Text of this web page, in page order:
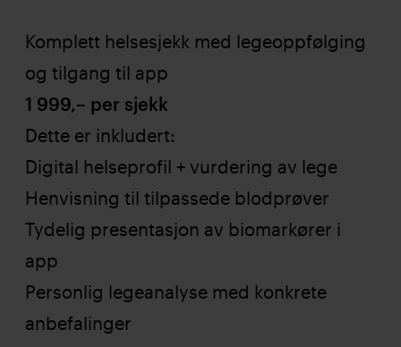
Komplett helsesjekk med legeoppfølging
og tilgang til app
1 999,– per sjekk
Dette er inkludert:
Digital helseprofil + vurdering av lege
Henvisning til tilpassede blodprøver
Tydelig presentasjon av biomarkører i
app
Personlig legeanalyse med konkrete
anbefalinger